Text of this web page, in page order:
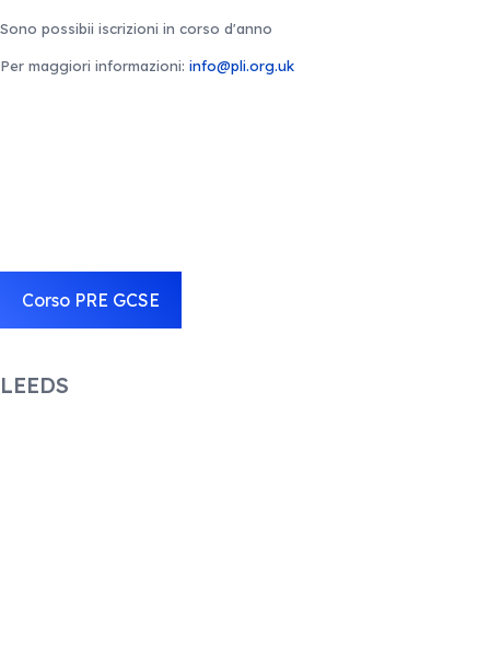
Sono possibii iscrizioni in corso d'anno
Per maggiori informazioni: info@pli.org.uk
Corso PRE GCSE
LEEDS